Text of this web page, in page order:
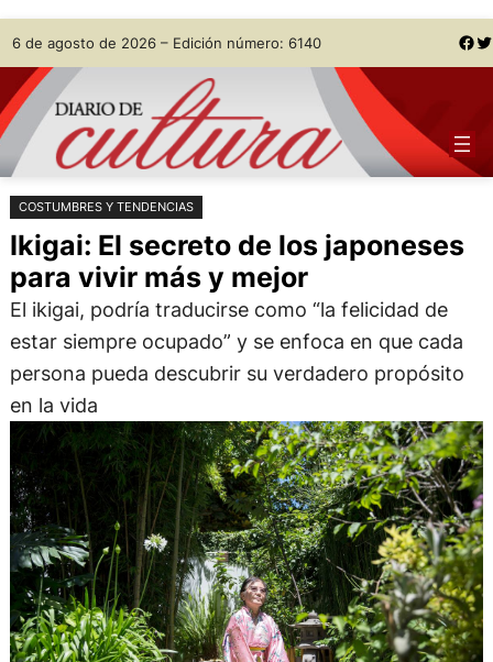
Saltar
al
contenido
Skip
to
content
6 de agosto de 2026 – Edición número: 6140 Facebook Twitter
COSTUMBRES Y TENDENCIAS
Ikigai: El secreto de los japoneses
para vivir más y mejor
El ikigai, podría traducirse como “la felicidad de
estar siempre ocupado” y se enfoca en que cada
persona pueda descubrir su verdadero propósito
en la vida